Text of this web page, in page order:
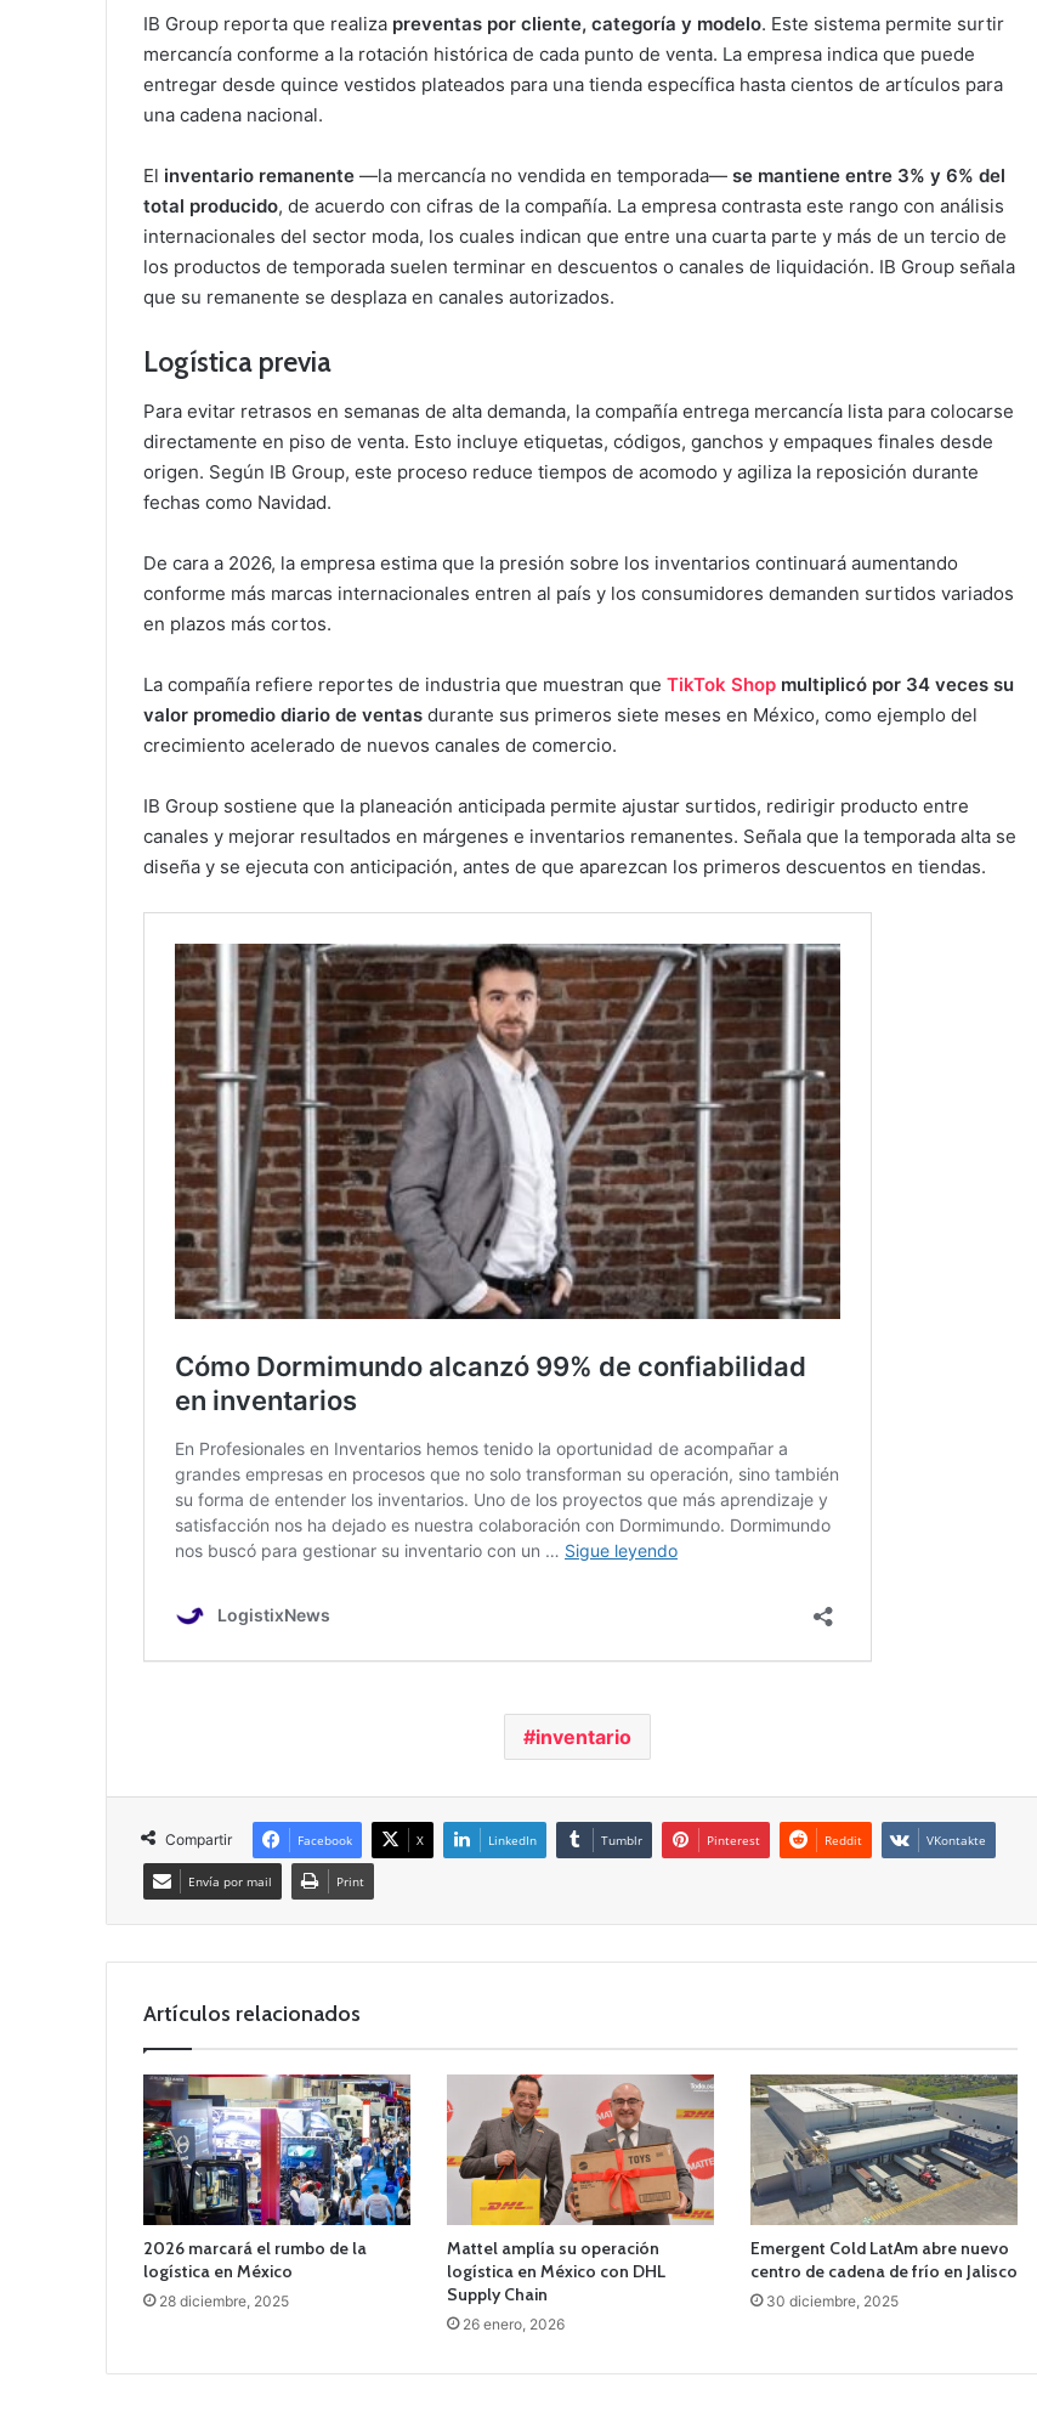
IB Group reporta que realiza preventas por cliente, categoría y modelo. Este sistema permite surtir
mercancía conforme a la rotación histórica de cada punto de venta. La empresa indica que puede
entregar desde quince vestidos plateados para una tienda específica hasta cientos de artículos para
una cadena nacional.
El inventario remanente —la mercancía no vendida en temporada— se mantiene entre 3% y 6% del
total producido, de acuerdo con cifras de la compañía. La empresa contrasta este rango con análisis
internacionales del sector moda, los cuales indican que entre una cuarta parte y más de un tercio de
los productos de temporada suelen terminar en descuentos o canales de liquidación. IB Group señala
que su remanente se desplaza en canales autorizados.
Logística previa
Para evitar retrasos en semanas de alta demanda, la compañía entrega mercancía lista para colocarse
directamente en piso de venta. Esto incluye etiquetas, códigos, ganchos y empaques finales desde
origen. Según IB Group, este proceso reduce tiempos de acomodo y agiliza la reposición durante
fechas como Navidad.
De cara a 2026, la empresa estima que la presión sobre los inventarios continuará aumentando
conforme más marcas internacionales entren al país y los consumidores demanden surtidos variados
en plazos más cortos.
La compañía refiere reportes de industria que muestran que TikTok Shop multiplicó por 34 veces su
valor promedio diario de ventas durante sus primeros siete meses en México, como ejemplo del
crecimiento acelerado de nuevos canales de comercio.
IB Group sostiene que la planeación anticipada permite ajustar surtidos, redirigir producto entre
canales y mejorar resultados en márgenes e inventarios remanentes. Señala que la temporada alta se
diseña y se ejecuta con anticipación, antes de que aparezcan los primeros descuentos en tiendas.
inventario
Compartir Facebook X LinkedIn Tumblr Pinterest Reddit VKontakte
Envía por mail Print
Artículos relacionados
2026 marcará el rumbo de la
logística en México
28 diciembre, 2025
Mattel amplía su operación
logística en México con DHL
Supply Chain
26 enero, 2026
Emergent Cold LatAm abre nuevo
centro de cadena de frío en Jalisco
30 diciembre, 2025